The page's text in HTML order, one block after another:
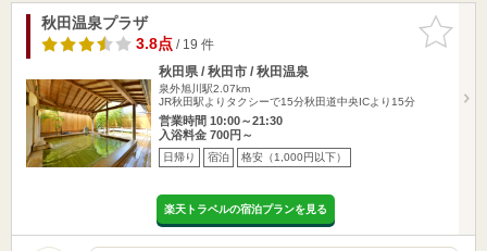
お気に入
りに追加
秋田温泉プラザ
3.8点/ 19 件
秋田県 / 秋田市 / 秋田温泉
泉外旭川駅2.07km
JR秋田駅よりタクシーで15分秋田道中央ICより15分
営業時間 10:00～21:30
入浴料金 700円～
日帰り 宿泊 格安（1,000円以下）
楽天トラベルの宿泊プランを見る